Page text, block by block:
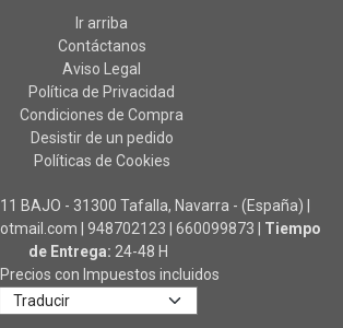
Ir arriba
Contáctanos
Aviso Legal
Política de Privacidad
Condiciones de Compra
Desistir de un pedido
Políticas de Cookies
BAJO - 31300 Tafalla, Navarra - (España) |
| 948702123 660099873
Tiempo
de Entrega: 24-48 H
con Impuestos incluidos